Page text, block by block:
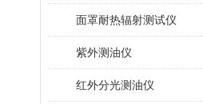
面罩耐热辐射测试仪
紫外测油仪
红外分光测油仪